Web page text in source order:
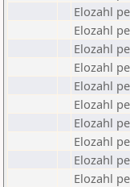
Elozahl
Elozahl
Elozahl
Elozahl
Elozahl
Elozahl
Elozahl
Elozahl
Elozahl
Elozahl